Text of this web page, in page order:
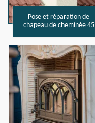
Pose et réparation de
chapeau de cheminée 45